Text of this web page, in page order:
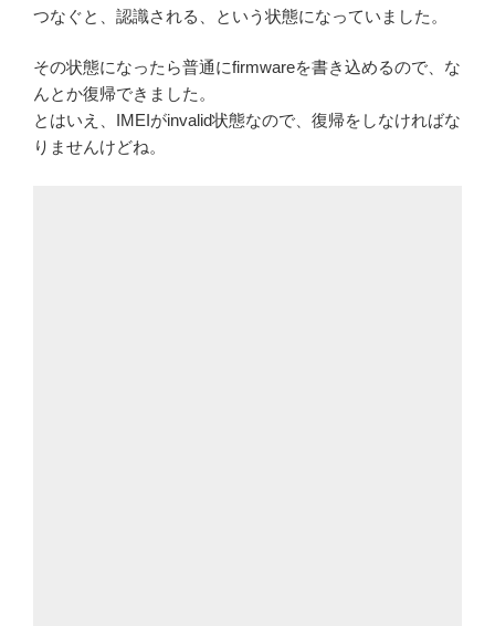
つなぐと、認識される、という状態になっていました。
その状態になったら普通にfirmwareを書き込めるので、な
んとか復帰できました。
とはいえ、IMEIがinvalid状態なので、復帰をしなければな
りませんけどね。